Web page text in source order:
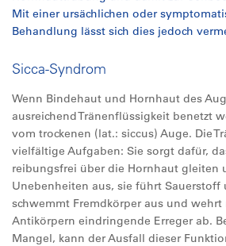
Mit einer ursächlichen oder
Behandlung lässt sich dies jedoch
Sicca-Syndrom
Wenn Bindehaut und Hornhaut des
ausreichend Tränenflüssigkeit benetzt
vom trockenen (lat.: siccus) Auge. Die
vielfältige Aufgaben: Sie sorgt dafür,
reibungsfrei über die Hornhaut gleiten
Unebenheiten aus, sie führt Sauerstoff
schwemmt Fremdkörper aus und
Antikörpern eindringende Erreger ab.
Mangel, kann der Ausfall dieser